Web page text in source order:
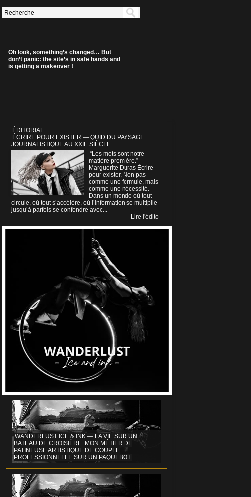
Oh look, something’s changed… But
don’t panic: the site’s in safe hands and
is getting a makeover !
ÉDITORIAL
ÉCRIRE POUR EXISTER — QUID DU PAYSAGE
JOURNALISTIQUE AU XXIE SIÈCLE
“Les mots sont notre
matière première.” —
Marguerite Duras Écrire
pour exister. Non pas
comme une formule, mais
comme une nécessité.
Dans un monde où tout
circule, où tout s’accélère, où l’information se multiplie
jusqu’à parfois se confondre avec...
Lire l'édito
WANDERLUST ICE & INK — LA VIE SUR UN
BATEAU DE CROISIÈRE: MON MÉTIER DE
PATINEUSE ARTISTIQUE DE COUPLE
PROFESSIONNELLE SUR UN PAQUEBOT